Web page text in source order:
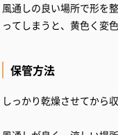
風通しの良い場所で形を
ってしまうと、黄色く変
保管方法
しっかり乾燥させてから